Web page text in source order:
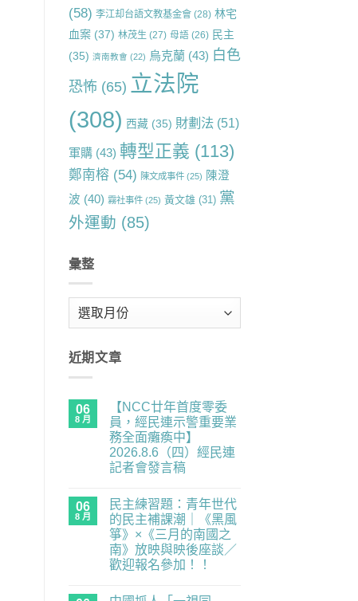
(58) 李江却台語文教基金會(28) 林宅
血案(37) 林茂生 (27) 母語(26) 民主
(35) 濟南教會 (22) 烏克蘭(43) 白色
恐怖 (65) 立法院
(308) 西藏(35) 財劃法(51)
軍購(43) 轉型正義 (113)
鄭南榕 (54) 陳文成事件(25) 陳澄
波 (40) 霧社事件(25) 黃文雄(31) 黨
外運動 (85)
彙整
近期文章
06
8 月
【NCC廿年首度零委
員，經民連示警重要業
務全面癱瘓中】
2026.8.6（四）經民連
記者會發言稿
廿
年
首
度
零
委
員，
連
留
言
06
8 月
民主練習題：青年世代
的民主補課潮｜《黑風
箏》×《三月的南國之
南》放映與映後座談／
歡迎報名參加！！